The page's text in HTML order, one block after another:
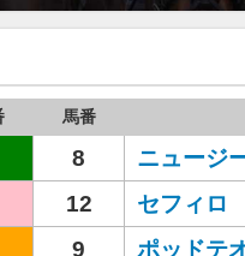
馬番
8 ニュー
12 セフ
9 ポッ